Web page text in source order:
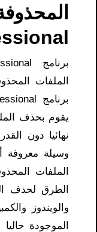
الملفات
يقوم بحذف
نهائيا دون
وسيلة معروفة
الملفات
الطرق لحذف
والويندوز
الموجودة